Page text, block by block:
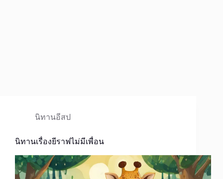
นิทานอีสป
นิทานเรื่องยีราฟไม่มีเพื่อน